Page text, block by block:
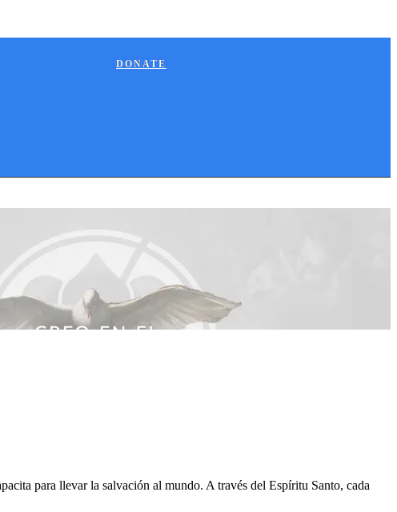
DONATE
para llevar la salvación al mundo. A través del Espíritu Santo, cada